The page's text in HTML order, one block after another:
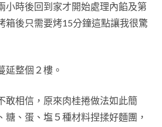
小時後回到家才開始處理內餡及第
箱後只需要烤15分鐘這點讓我很驚
延整個２樓。
敢相信，原來肉桂捲做法如此簡
糖、蛋、塩５種材料捏揉好麵團，